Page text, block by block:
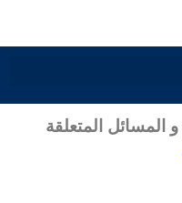
المسائل المتعلقة